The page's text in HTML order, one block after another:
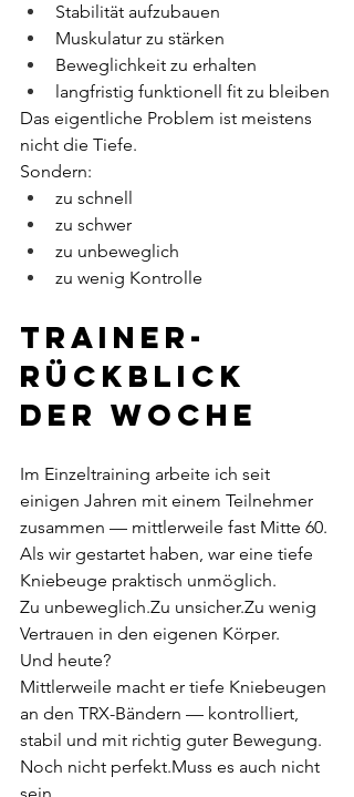
Stabilität aufzubauen
Muskulatur zu stärken
Beweglichkeit zu erhalten
langfristig funktionell fit zu bleiben
Das eigentliche Problem ist meistens
nicht die Tiefe.
Sondern:
zu schnell
zu schwer
zu unbeweglich
zu wenig Kontrolle
Trainer-
Rückblick
der Woche
Im Einzeltraining arbeite ich seit
einigen Jahren mit einem Teilnehmer
zusammen — mittlerweile fast Mitte 60.
Als wir gestartet haben, war eine tiefe
Kniebeuge praktisch unmöglich.
Zu unbeweglich.Zu unsicher.Zu wenig
Vertrauen in den eigenen Körper.
Und heute?
Mittlerweile macht er tiefe Kniebeugen
an den TRX-Bändern — kontrolliert,
stabil und mit richtig guter Bewegung.
Noch nicht perfekt.Muss es auch nicht